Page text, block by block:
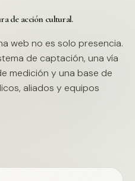
de acción cultural.
web no es solo presencia.
de captación, una vía
medición y una base de
aliados y equipos